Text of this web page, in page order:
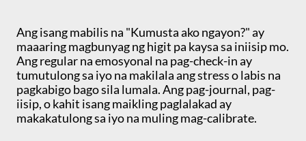
Ang isang mabilis na "Kumusta ako ngayon?" ay
maaaring magbunyag ng higit pa kaysa sa iniisip mo.
Ang regular na emosyonal na pag-check-in ay
tumutulong sa iyo na makilala ang stress o labis na
pagkabigo bago sila lumala. Ang pag-journal, pag-
iisip, o kahit isang maikling paglalakad ay
makakatulong sa iyo na muling mag-calibrate.